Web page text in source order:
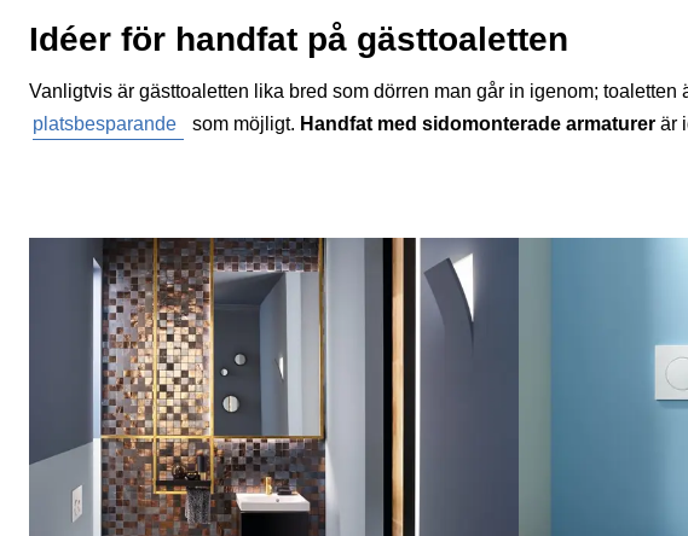
Idéer för handfat på gästtoaletten
Vanligtvis är gästtoaletten lika bred som dörren man går in igenom;
platsbesparande
som möjligt. Handfat med sidomonterade armaturer är